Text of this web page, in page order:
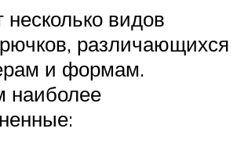
видов
различающихся
и формам.
наиболее